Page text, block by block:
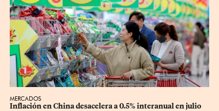
MERCADOS
Inflación en China desacelera a 0.5% interanual en julio